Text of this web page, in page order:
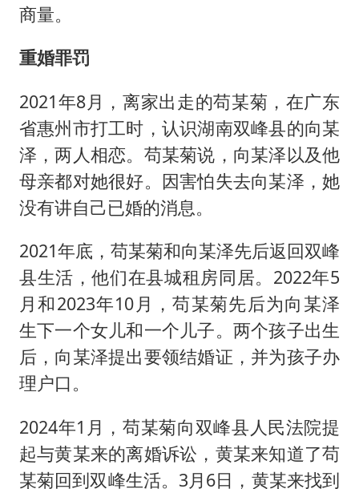
商量。
重婚罪罚
2021年8月，离家出走的苟某菊，在广东
省惠州市打工时，认识湖南双峰县的向某
泽，两人相恋。苟某菊说，向某泽以及他
母亲都对她很好。因害怕失去向某泽，她
没有讲自己已婚的消息。
2021年底，苟某菊和向某泽先后返回双峰
县生活，他们在县城租房同居。2022年5
月和2023年10月，苟某菊先后为向某泽
生下一个女儿和一个儿子。两个孩子出生
后，向某泽提出要领结婚证，并为孩子办
理户口。
2024年1月，苟某菊向双峰县人民法院提
起与黄某来的离婚诉讼，黄某来知道了苟
某菊回到双峰生活。3月6日，黄某来找到